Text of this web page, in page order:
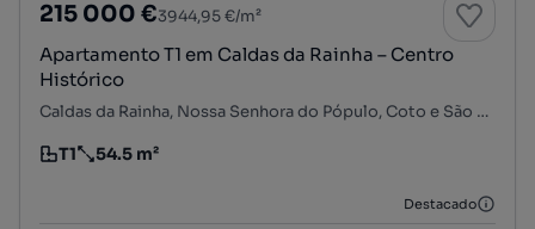
215 000 €3944,95 €/m²
Apartamento T1 em Caldas da Rainha – Centro
Histórico
Caldas da Rainha, Nossa Senhora do Pópulo, Coto e São Gregório, Caldas da Rainha, Leiria
Tipologia
T1
Preço por metro quadrado
54.5 m²
Destacado